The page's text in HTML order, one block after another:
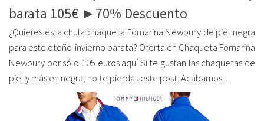
barata 105€ ►70% Descuento
¿Quieres esta chula chaqueta Fornarina Newbury de piel negra
para este otoño-invierno barata? Oferta en Chaqueta Fornarina
Newbury por sólo 105 euros aquí Si te gustan las chaquetas de
piel y más en negra, no te pierdas este post. Acabamos...